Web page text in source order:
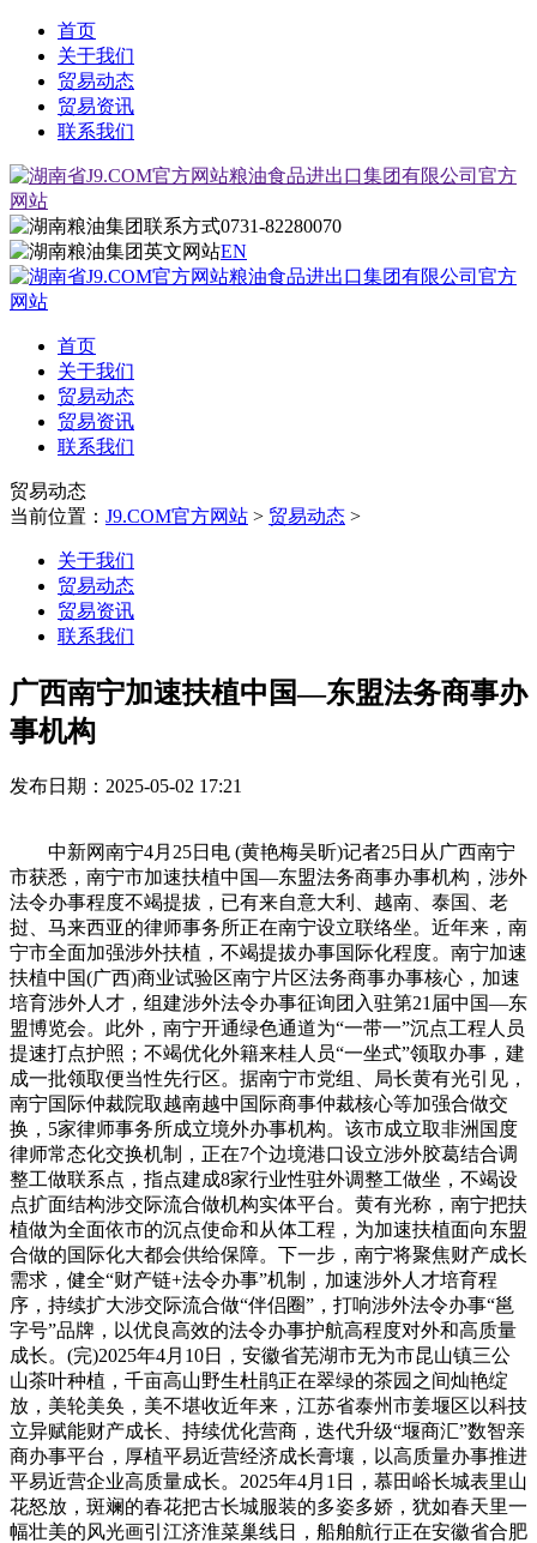
首页
关于我们
贸易动态
贸易资讯
联系我们
0731-82280070
EN
首页
关于我们
贸易动态
贸易资讯
联系我们
贸易动态
当前位置： J9.COM官方网站 > 贸易动态 >
关于我们
贸易动态
贸易资讯
联系我们
广西南宁加速扶植中国—东盟法务商事办
事机构
发布日期：2025-05-02 17:21
中新网南宁4月25日电 (黄艳梅吴昕)记者25日从广西南宁
市获悉，南宁市加速扶植中国—东盟法务商事办事机构，涉外
法令办事程度不竭提拔，已有来自意大利、越南、泰国、老
挝、马来西亚的律师事务所正在南宁设立联络坐。近年来，南
宁市全面加强涉外扶植，不竭提拔办事国际化程度。南宁加速
扶植中国(广西)商业试验区南宁片区法务商事办事核心，加速
培育涉外人才，组建涉外法令办事征询团入驻第21届中国—东
盟博览会。此外，南宁开通绿色通道为“一带一”沉点工程人员
提速打点护照；不竭优化外籍来桂人员“一坐式”领取办事，建
成一批领取便当性先行区。据南宁市党组、局长黄有光引见，
南宁国际仲裁院取越南越中国际商事仲裁核心等加强合做交
换，5家律师事务所成立境外办事机构。该市成立取非洲国度
律师常态化交换机制，正在7个边境港口设立涉外胶葛结合调
整工做联系点，指点建成8家行业性驻外调整工做坐，不竭设
点扩面结构涉交际流合做机构实体平台。黄有光称，南宁把扶
植做为全面依市的沉点使命和从体工程，为加速扶植面向东盟
合做的国际化大都会供给保障。下一步，南宁将聚焦财产成长
需求，健全“财产链+法令办事”机制，加速涉外人才培育程
序，持续扩大涉交际流合做“伴侣圈”，打响涉外法令办事“邕
字号”品牌，以优良高效的法令办事护航高程度对外和高质量
成长。(完)2025年4月10日，安徽省芜湖市无为市昆山镇三公
山茶叶种植，千亩高山野生杜鹃正在翠绿的茶园之间灿艳绽
放，美轮美奂，美不堪收近年来，江苏省泰州市姜堰区以科技
立异赋能财产成长、持续优化营商，迭代升级“堰商汇”数智亲
商办事平台，厚植平易近营经济成长膏壤，以高质量办事推进
平易近营企业高质量成长。2025年4月1日，慕田峪长城表里山
花怒放，斑斓的春花把古长城服装的多姿多娇，犹如春天里一
幅壮美的风光画引江济淮菜巢线日，船舶航行正在安徽省合肥